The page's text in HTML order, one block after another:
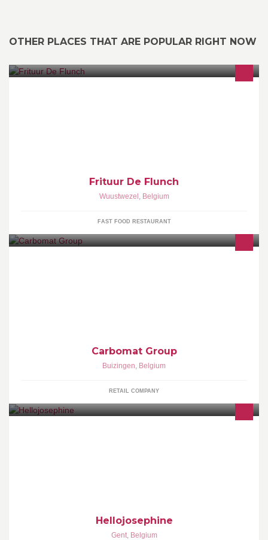
OTHER PLACES THAT ARE POPULAR RIGHT NOW
Frituur De Flunch
Wuustwezel , Belgium
FAST FOOD RESTAURANT
Carbomat Group
Buizingen, Belgium
RETAIL COMPANY
Hellojosephine
Gent, Belgium